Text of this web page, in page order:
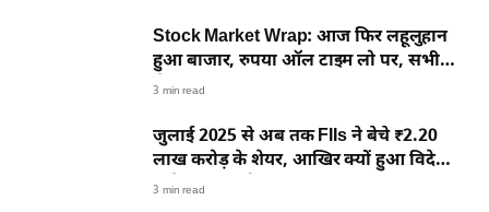
Stock Market Wrap: आज फिर लहूलुहान
हुआ बाजार, रुपया ऑल टाइम लो पर, सभी
सेक्टर्स हुए लाल
3 min read
जुलाई 2025 से अब तक FIIs ने बेचे ₹2.20
लाख करोड़ के शेयर, आखिर क्यों हुआ विदेशी
निवेशकों का मोहभंग
3 min read